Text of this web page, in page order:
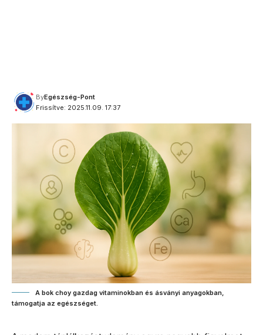
Frissítve: 2025.11.09. 17:37
ByEgészség-Pont
A bok choy gazdag vitaminokban és ásványi anyagokban,
támogatja az egészséget.